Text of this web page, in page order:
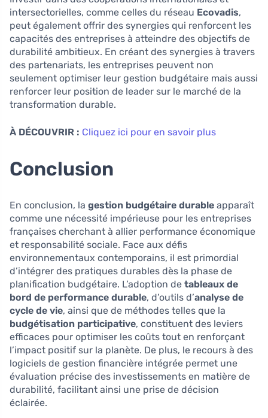
intersectorielles, comme celles du réseau Ecovadis,
peut également offrir des synergies qui renforcent les
capacités des entreprises à atteindre des objectifs de
durabilité ambitieux. En créant des synergies à travers
des partenariats, les entreprises peuvent non
seulement optimiser leur gestion budgétaire mais aussi
renforcer leur position de leader sur le marché de la
transformation durable.
À DÉCOUVRIR : Cliquez ici pour en savoir plus
Conclusion
En conclusion, la gestion budgétaire durable apparaît
comme une nécessité impérieuse pour les entreprises
françaises cherchant à allier performance économique
et responsabilité sociale. Face aux défis
environnementaux contemporains, il est primordial
d’intégrer des pratiques durables dès la phase de
planification budgétaire. L’adoption de tableaux de
bord de performance durable, d’outils d’analyse de
cycle de vie, ainsi que de méthodes telles que la
budgétisation participative, constituent des leviers
efficaces pour optimiser les coûts tout en renforçant
l’impact positif sur la planète. De plus, le recours à des
logiciels de gestion financière intégrée permet une
évaluation précise des investissements en matière de
durabilité, facilitant ainsi une prise de décision
éclairée.